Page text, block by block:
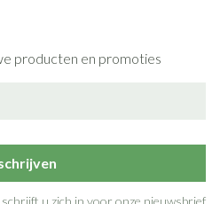
producten en promoties
u zich in voor onze nieuwsbrief